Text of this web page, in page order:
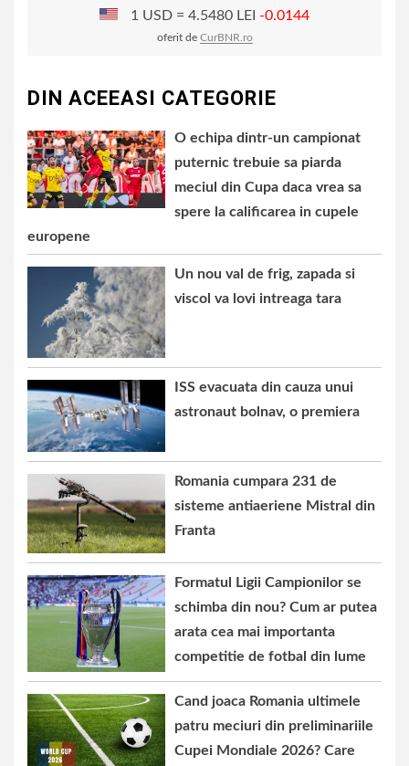
1 USD = 4.5480 LEI -0.0144
oferit de CurBNR.ro
DIN ACEEASI CATEGORIE
O echipa dintr-un campionat
puternic trebuie sa piarda
meciul din Cupa daca vrea sa
spere la calificarea in cupele
europene
Un nou val de frig, zapada si
viscol va lovi intreaga tara
ISS evacuata din cauza unui
astronaut bolnav, o premiera
Romania cumpara 231 de
sisteme antiaeriene Mistral din
Franta
Formatul Ligii Campionilor se
schimba din nou? Cum ar putea
arata cea mai importanta
competitie de fotbal din lume
Cand joaca Romania ultimele
patru meciuri din preliminariile
Cupei Mondiale 2026? Care